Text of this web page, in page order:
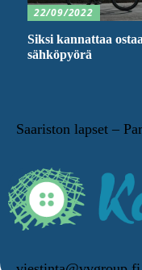
22/09/2022
Siksi kannattaa ostaa
sähköpyörä
Saariston lapset –